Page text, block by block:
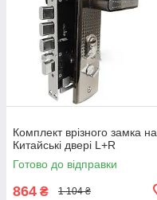
Комплект врізного замка на
Китайські двері L+R
Готово до відправки
864 ₴ 1 104 ₴